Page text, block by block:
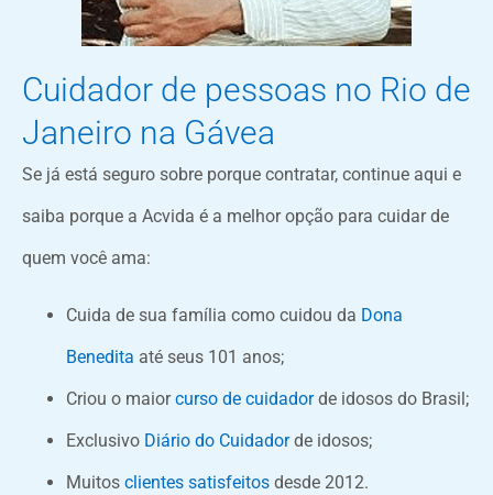
Cuidador de pessoas no Rio de
Janeiro na Gávea
Se já está seguro sobre porque contratar, continue aqui e
saiba porque a Acvida é a melhor opção para cuidar de
quem você ama:
Cuida de sua família como cuidou da Dona
Benedita até seus 101 anos;
Criou o maiorcurso de cuidadorde idosos do Brasil;
Exclusivo Diário do Cuidadorde idosos;
Muitos clientes satisfeitos desde 2012.